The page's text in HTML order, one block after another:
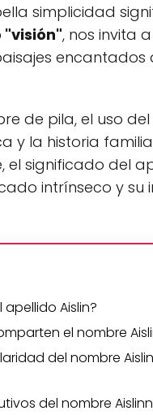
simplicidad
"visión", nos invita
encantados
de pila, el uso del
y la historia
significado del
intrínseco y su
Aislin?
el nombre
del nombre
del nombre